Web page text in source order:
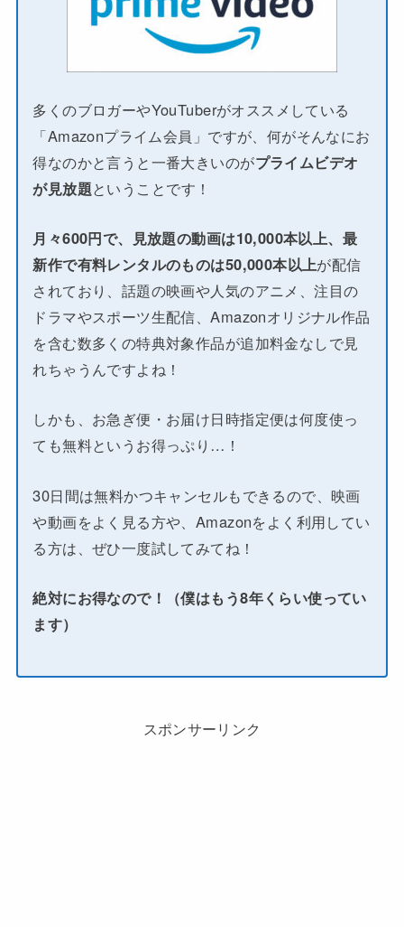
多くのブロガーやYouTuberがオススメしている
「Amazonプライム会員」ですが、何がそんなにお
得なのかと言うと一番大きいのがプライムビデオ
が見放題ということです！
月々600円で、見放題の動画は10,000本以上、最
新作で有料レンタルのものは50,000本以上が配信
されており、話題の映画や人気のアニメ、注目の
ドラマやスポーツ生配信、Amazonオリジナル作品
を含む数多くの特典対象作品が追加料金なしで見
れちゃうんですよね！
しかも、お急ぎ便・お届け日時指定便は何度使っ
ても無料というお得っぷり…！
30日間は無料かつキャンセルもできるので、映画
や動画をよく見る方や、Amazonをよく利用してい
る方は、ぜひ一度試してみてね！
絶対にお得なので！（僕はもう8年くらい使ってい
ます）
スポンサーリンク